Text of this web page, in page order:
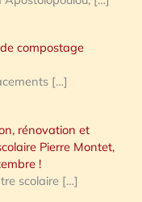
compostage
[…]
rénovation et
Pierre Montet,
!
scolaire […]